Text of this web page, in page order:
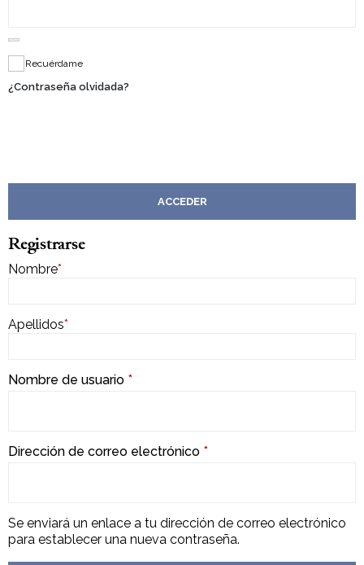
Recuérdame
¿Contraseña olvidada?
ACCEDER
Registrarse
Nombre*
Apellidos*
Nombre de usuario *
Dirección de correo electrónico *
Se enviará un enlace a tu dirección de correo electrónico
para establecer una nueva contraseña.